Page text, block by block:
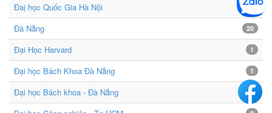
Đaị học Quốc Gia Hà Nội 1
Đà Nẵng 20
Đại Học Harvard 1
Đại học Bách Khoa Đà Nẵng 1
Đại học Bách khoa - Đà Nẵng 1